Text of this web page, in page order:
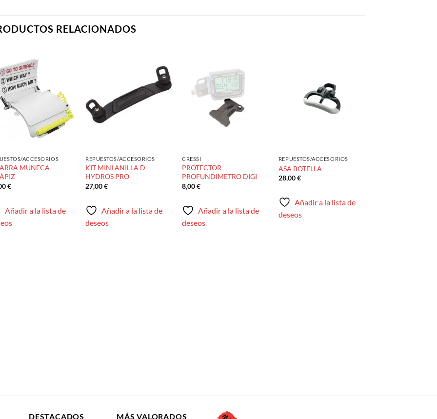
RELACIONADOS
deseos
ACCESORIOS
MUÑECA
€
Añadir a la lista de
Añadir
a la
lista de
deseos
REPUESTOS/ACCESORIOS
KIT MINI ANILLA D
HYDROS PRO
27,00€
Añadir a la lista de
deseos
Añadir
deseos
CRESSI
PROTECTOR
PROFUNDIMETRO DIGI
8,00€
Añadir a la lista de
deseos
REPUESTOS/ACCESORIOS
ASA BOTELLA
28,00€
Añadir a la lista de
deseos
DESTACADOS MÁS VALORADOS